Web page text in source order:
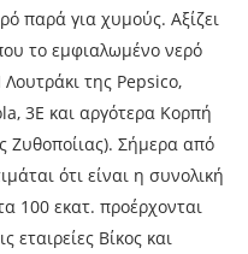
παρά για χυμούς. Αξίζει
το εμφιαλωμένο νερό
της Pepsico,
3Ε και αργότερα Κορπή
Ζυθοποίιας). Σήμερα από
ότι είναι η συνολική
100 εκατ. προέρχονται
εταιρείες Βίκος και